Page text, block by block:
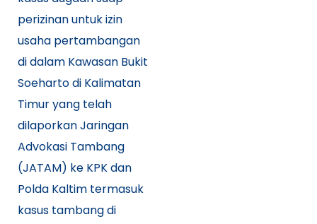
perizinan untuk izin
usaha pertambangan
di dalam Kawasan Bukit
Soeharto di Kalimatan
Timur yang telah
dilaporkan Jaringan
Advokasi Tambang
(JATAM) ke KPK dan
Polda Kaltim termasuk
kasus tambang di